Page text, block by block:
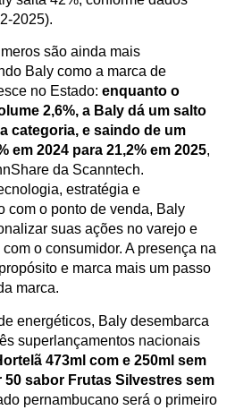
2025).
são ainda mais
Baly como a marca de
no Estado: enquanto o
2,6%, a Baly dá um salto
categoria, e saindo de um
em 2024 para 21,2% em 2025,
da Scanntech.
estratégia e
com o ponto de venda, Baly
suas ações no varejo e
o consumidor. A presença na
e marca mais um passo
marca.
energéticos, Baly desembarca
superlançamentos nacionais
473ml com e 250ml sem
sabor Frutas Silvestres sem
pernambucano será o primeiro